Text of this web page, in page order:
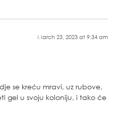
March 23, 2023 at 9:34 am
se kreću mravi, uz rubove,
gel u svoju koloniju, i tako će